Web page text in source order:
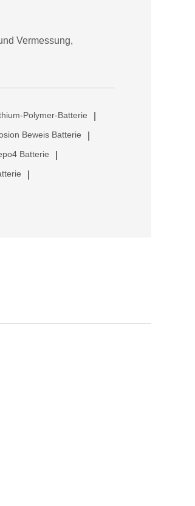
Vermessung,
Polymer-Batterie
Beweis Batterie
Batterie